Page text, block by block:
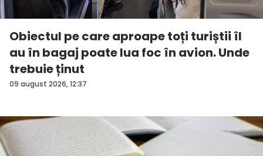
09 august 2026, 12:37
Obiectul pe care aproape toți turiștii îl
au în bagaj poate lua foc în avion. Unde
trebuie ținut